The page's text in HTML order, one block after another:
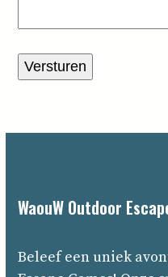
Versturen
WaouW Outdoor
Beleefeen uniek